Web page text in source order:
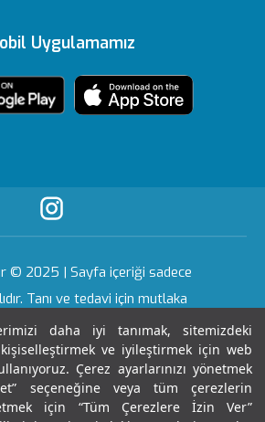
daha iyi tanımak, sitemizdeki
ve iyileştirmek için web
Çerez ayarlarınızı yönetmek
seçeneğine veya tüm çerezlerin
için “Tüm Çerezlere İzin Ver”
Medikal teknolojiler
Hastalıklar ve
Sizi Dinliyoruz
Gebelik Okulu
içerik Güncelleme
Yasal Uyarı
Kariyer
İletişim
Uygulamamız
© 2025 | Sayfa içeriği sadece
Tanı ve tedavi için mutlaka
Tarihi : 06.08.2026 16:37:21